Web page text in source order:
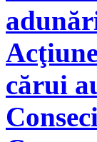
cărui